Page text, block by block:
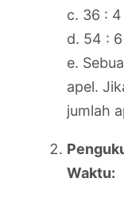
c. 36 :
d. 54 :
e.
apel.
jumlah
Waktu: